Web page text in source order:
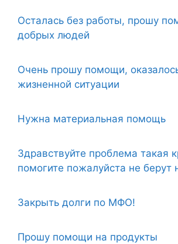
Осталась без работы, прошу
добрых людей
Очень прошу помощи,
жизненной ситуации
Нужна материальная помощь
Здравствуйте проблема такая
помогите пожалуйста не берут
Закрыть долги по МФО!
Прошу помощи на продукты